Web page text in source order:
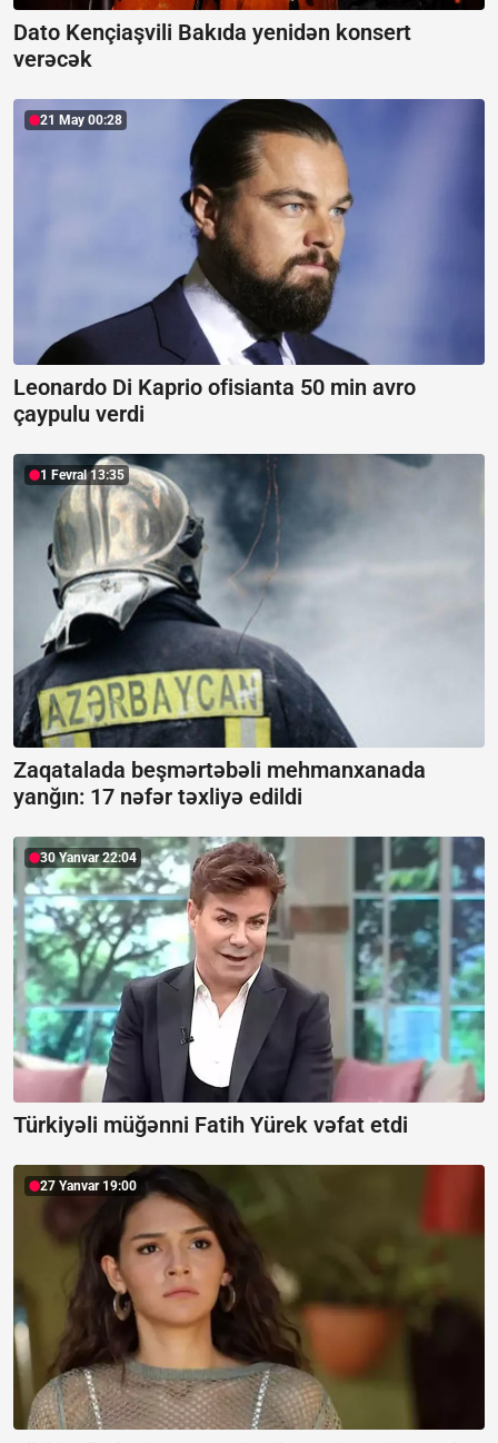
Dato Kençiaşvili Bakıda yenidən konsert
verəcək
21 May 00:28
Leonardo Di Kaprio ofisianta 50 min avro
çaypulu verdi
1 Fevral 13:35
Zaqatalada beşmərtəbəli mehmanxanada
yanğın: 17 nəfər təxliyə edildi
30 Yanvar 22:04
Türkiyəli müğənni Fatih Yürek vəfat etdi
27 Yanvar 19:00